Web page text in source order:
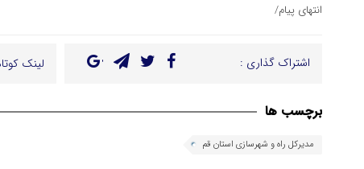
انتهای پیام/
اشتراک گذاری : لینک
برچسب ها
مدیرکل راه و شهرسازی استان قم